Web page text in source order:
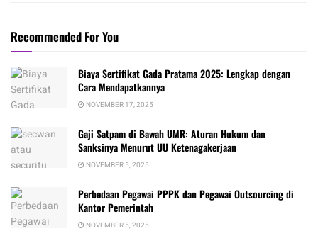
Recommended For You
Biaya Sertifikat Gada Pratama 2025: Lengkap dengan
Cara Mendapatkannya
NOVEMBER 17, 2025
Gaji Satpam di Bawah UMR: Aturan Hukum dan
Sanksinya Menurut UU Ketenagakerjaan
NOVEMBER 5, 2025
Perbedaan Pegawai PPPK dan Pegawai Outsourcing di
Kantor Pemerintah
NOVEMBER 5, 2025